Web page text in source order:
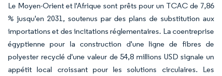
Le Moyen-Orient et l'Afrique sont prêts pour un TCAC de 7,86
% jusqu'en 2031, soutenus par des plans de substitution aux
importations et des incitations réglementaires. La coentreprise
égyptienne pour la construction d'une ligne de fibres de
polyester recyclé d'une valeur de 54,8 millions USD signale un
appétit local croissant pour les solutions circulaires. Les